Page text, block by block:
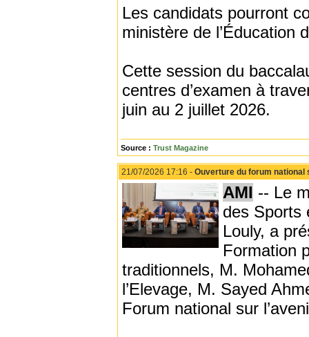
Les candidats pourront
ministère de l’Éducation
Cette session du
centres d’examen à
juin au 2 juillet 2026.
Source : Trust Magazine
21/07/2026 17:16 - Ouverture du forum national
AMI -- Le
des Sports
Louly, a
Formation
traditionnels, M.
l’Elevage, M. Sayed
Forum national sur